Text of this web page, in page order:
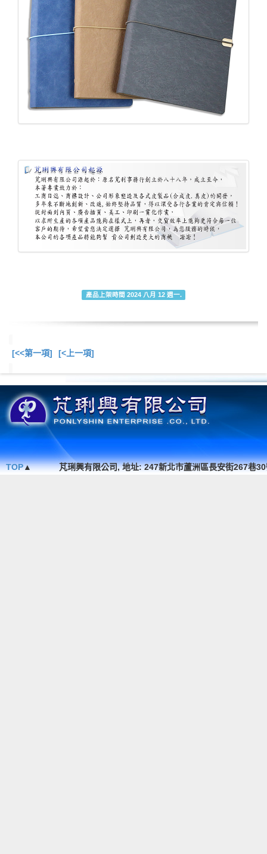
產品上架時間 2024 八月 12 週一.
[<<第一項] [<上一項]
TOP▲ 芃琍興有限公司, 地址: 247新北市蘆洲區長安街267